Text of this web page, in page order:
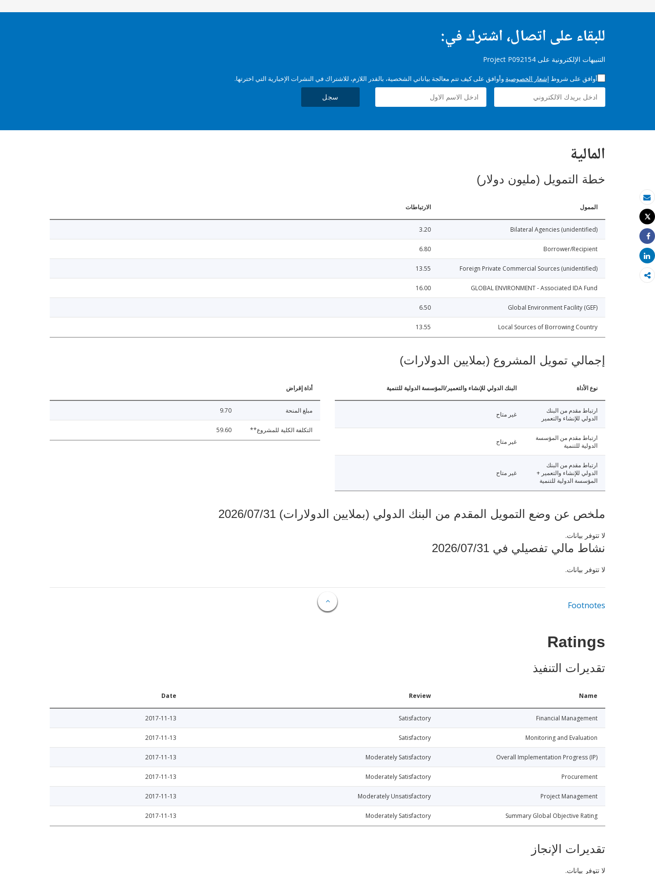
بريد الكتروني
طباعة
Tweet
Share
Share
للبقاء على اتصال، اشترك في:
التنبيهات الإلكترونية على Project P092154
أوافق على شروط إشعار الخصوصية وأوافق على كيف تتم معالجة بياناتي الشخصية، بالقدر اللازم، للاشتراك في النشرات الإخبارية التي اخترتها.
سجل
المالية
خطة التمويل (مليون دولار)
الممول الارتباطات
Bilateral Agencies (unidentified)
3.20
Borrower/Recipient
6.80
Foreign Private Commercial Sources (unidentified)
13.55
GLOBAL ENVIRONMENT - Associated IDA Fund
16.00
Global Environment Facility (GEF)
6.50
Local Sources of Borrowing Country
13.55
إجمالي تمويل المشروع (بملايين الدولارات)
نوع الأداة البنك الدولي للإنشاء والتعمير/المؤسسة الدولية للتنمية
ارتباط مقدم من البنك
الدولي للإنشاء والتعمير
غير متاح
ارتباط مقدم من المؤسسة
الدولية للتنمية
غير متاح
ارتباط مقدم من البنك
الدولي للإنشاء والتعمير +
المؤسسة الدولية للتنمية
غير متاح
أداة إقراض
مبلغ المنحة 9.70
التكلفة الكلية للمشروع** 59.60
ملخص عن وضع التمويل المقدم من البنك الدولي (بملايين الدولارات) 2026/07/31
لا تتوفر بيانات.
نشاط مالي تفصيلي في 2026/07/31
لا تتوفر بيانات.
Footnotes
Ratings
تقديرات التنفيذ
Name
Review
Date
Financial Management
Satisfactory
2017-11-13
Monitoring and Evaluation
Satisfactory
2017-11-13
Overall Implementation Progress (IP)
Moderately Satisfactory
2017-11-13
Procurement
Moderately Satisfactory
2017-11-13
Project Management
Moderately Unsatisfactory
2017-11-13
Summary Global Objective Rating
Moderately Satisfactory
2017-11-13
تقديرات الإنجاز
لا تتوفر بيانات.